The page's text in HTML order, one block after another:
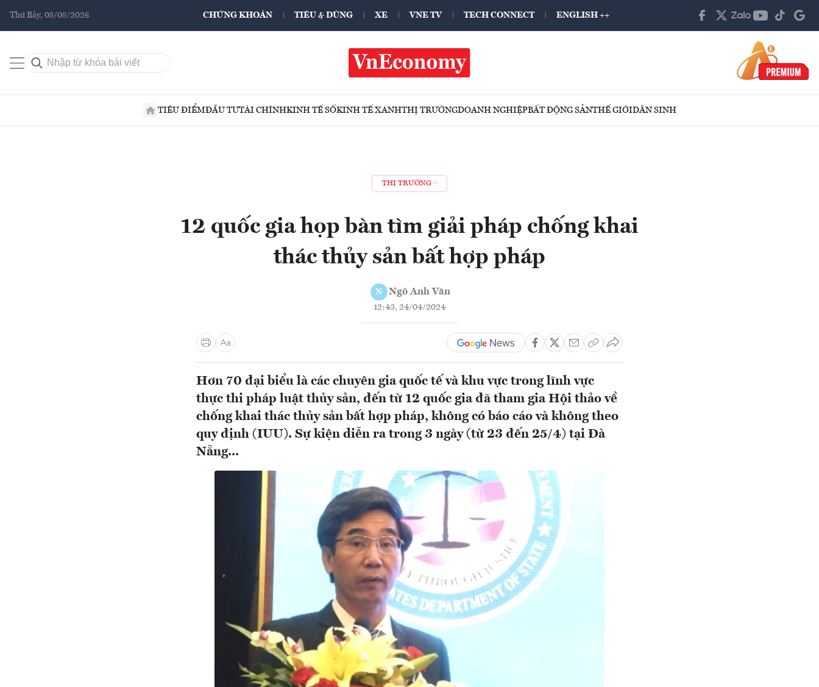
Thứ Bảy, 08/08/2026 CHỨNG KHOÁN TIÊU & DÙNG XE VNE TV TECH CONNECT ENGLISH ++
TIÊU ĐIỂMĐẦU TƯTÀI CHÍNHKINH TẾ SỐKINH TẾ XANHTHỊ TRƯỜNGDOANH NGHIỆPBẤT ĐỘNG SẢNTHẾ GIỚIDÂN SINH
THỊ TRƯỜNG
12 quốc gia họp bàn tìm giải pháp chống khai
thác thủy sản bất hợp pháp
N Ngô Anh Văn
12:43, 24/04/2024
Hơn 70 đại biểu là các chuyên gia quốc tế và khu vực trong lĩnh vực
thực thi pháp luật thủy sản, đến từ 12 quốc gia đã tham gia Hội thảo về
chống khai thác thủy sản bất hợp pháp, không có báo cáo và không theo
quy định (IUU). Sự kiện diễn ra trong 3 ngày (từ 23 đến 25/4) tại Đà
Nẵng...